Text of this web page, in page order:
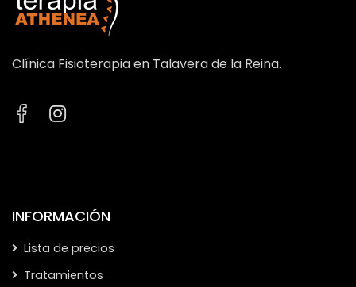
Clínica Fisioterapia en Talavera de la Reina.
INFORMACIÓN
Lista de precios
Tratamientos